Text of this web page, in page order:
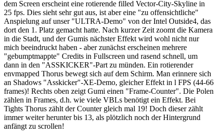
dem Screen erscheint eine rotierende filled Vector-City-Skyline in
25 fps. Dies sieht sehr gut aus, ist aber eine "zu offensichtliche"
Anspielung auf unser "ULTRA-Demo" von der Intel Outside4, das
dort den 1. Platz gemacht hatte. Nach kurzer Zeit zoomt die Kamera
in die Stadt, und der Gumis nächster Effekt wird wohl nicht nur
mich beeindruckt haben - aber zunächst erscheinen mehrere
"gebumptmappte" Credits in Fullscreen und rasend schnell, um
dann in den "ASSKICKER"-Part zu münden. Ein rotierender
envmapped Thorus bewegt sich auf dem Schirm. Man erinnere sich
an Shadows "Asskicker"-XE-Demo, gleicher Effekt in l FPS (44-66
frames)! Rechts oben zeigt Gumi einen "Frame-Counter". Die Polen
zählen in Frames, d.h. wie viele VBLs benötigt ein Effekt. Bei
Tights Thorus zählt der Counter gleich mal 19! Doch dieser zählt
immer weiter herunter bis 13, als plötzlich noch der Hintergrund
anfängt zu scrollen!